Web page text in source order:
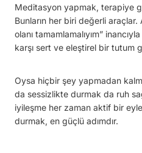
Meditasyon yapmak, terapiye
Bunların her biri değerli
olanı tamamlamalıyım”
karşı sert ve eleştirel bir tutum
Oysa hiçbir şey yapmadan
da sessizlikte durmak da ruh
iyileşme her zaman aktif bir
durmak, en güçlü adımdır.